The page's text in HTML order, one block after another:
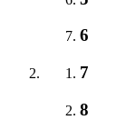
6
7
8